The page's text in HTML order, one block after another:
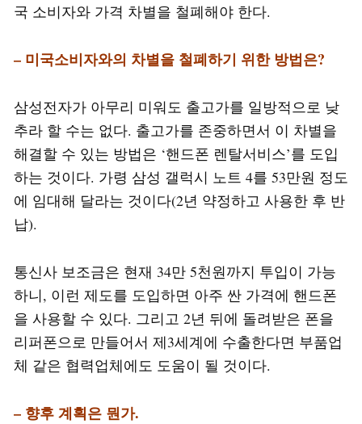
국 소비자와 가격 차별을 철폐해야 한다.
– 미국소비자와의 차별을 철폐하기 위한 방법은?
삼성전자가 아무리 미워도 출고가를 일방적으로 낮
추라 할 수는 없다. 출고가를 존중하면서 이 차별을
해결할 수 있는 방법은 ‘핸드폰 렌탈서비스’를 도입
하는 것이다. 가령 삼성 갤럭시 노트 4를 53만원 정도
에 임대해 달라는 것이다(2년 약정하고 사용한 후 반
납).
통신사 보조금은 현재 34만 5천원까지 투입이 가능
하니, 이런 제도를 도입하면 아주 싼 가격에 핸드폰
을 사용할 수 있다. 그리고 2년 뒤에 돌려받은 폰을
리퍼폰으로 만들어서 제3세계에 수출한다면 부품업
체 같은 협력업체에도 도움이 될 것이다.
– 향후 계획은 뭔가.